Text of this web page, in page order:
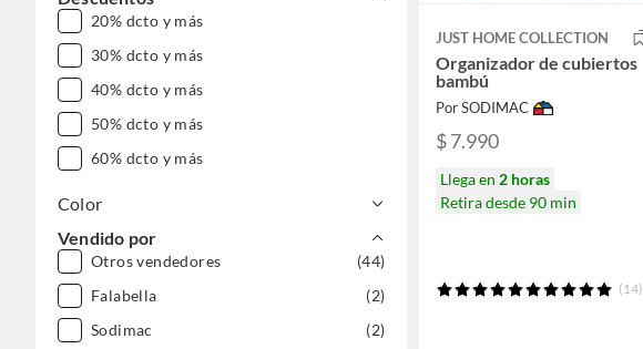
20% dcto y más
30% dcto y más
40% dcto y más
50% dcto y más
60% dcto y más
Color
Vendido por
Otros vendedores
(44)
Falabella
(2)
Sodimac
(2)
JUST HOME COLLECTION
Organizador de cubiertos
bambú
Por SODIMAC
$ 7.990
Llega en 2 horas
Retira desde 90 min
(14)